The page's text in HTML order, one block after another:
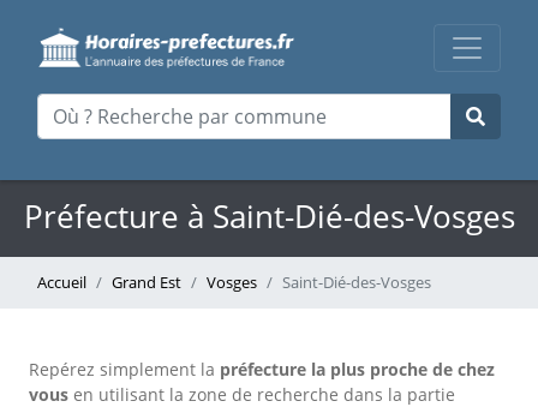
Préfecture à Saint-Dié-des-Vosges
Accueil Grand Est Vosges Saint-Dié-des-Vosges
Repérez simplement la préfecture la plus proche de chez
vous en utilisant la zone de recherche dans la partie